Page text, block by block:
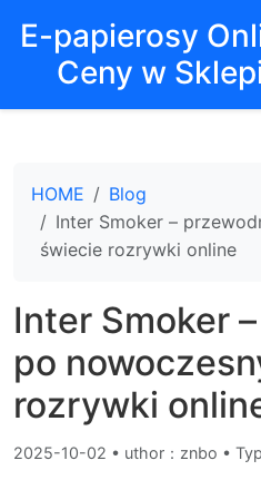
E-papierosy
Ceny w
HOME
Blog
Inter Smoker –
świecie rozrywki online
Inter Smoker
po
rozrywki
2025-10-02 • uthor：znbo •